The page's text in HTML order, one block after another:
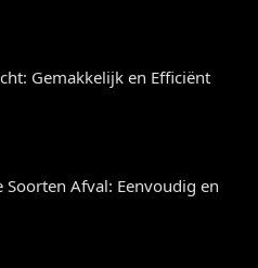
Gemakkelijk en Efficiënt
Afval: Eenvoudig en